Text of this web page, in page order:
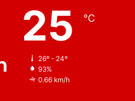
25 ℃
26º - 24º
93%
0.66 km/h